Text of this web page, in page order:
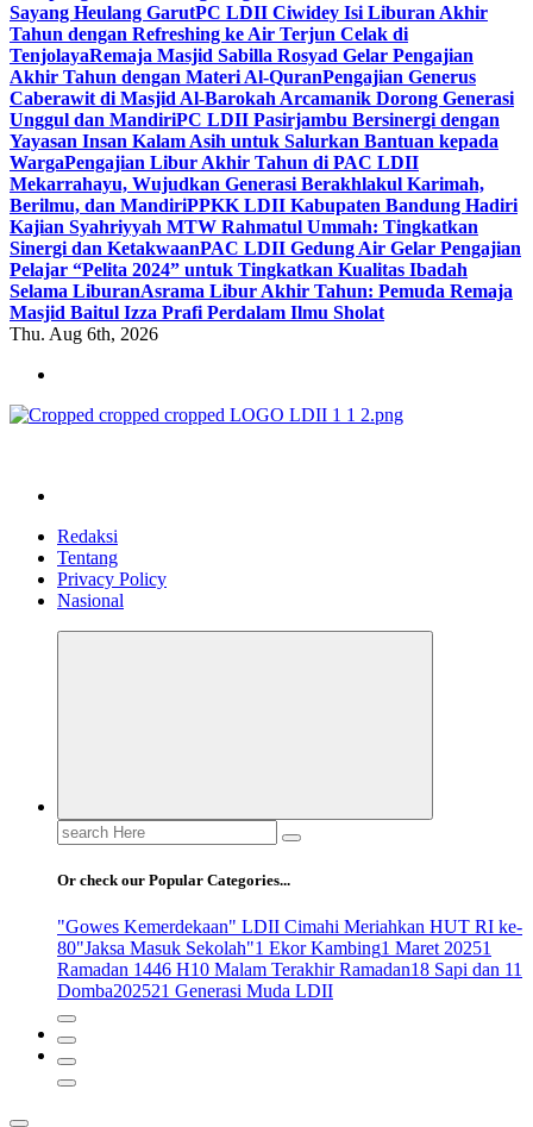
Sayang Heulang GarutPC LDII Ciwidey Isi Liburan Akhir
Tahun dengan Refreshing ke Air Terjun Celak di
TenjolayaRemaja Masjid Sabilla Rosyad Gelar Pengajian
Akhir Tahun dengan Materi Al-QuranPengajian Generus
Caberawit di Masjid Al-Barokah Arcamanik Dorong Generasi
Unggul dan MandiriPC LDII Pasirjambu Bersinergi dengan
Yayasan Insan Kalam Asih untuk Salurkan Bantuan kepada
WargaPengajian Libur Akhir Tahun di PAC LDII
Mekarrahayu, Wujudkan Generasi Berakhlakul Karimah,
Berilmu, dan MandiriPPKK LDII Kabupaten Bandung Hadiri
Kajian Syahriyyah MTW Rahmatul Ummah: Tingkatkan
Sinergi dan KetakwaanPAC LDII Gedung Air Gelar Pengajian
Pelajar “Pelita 2024” untuk Tingkatkan Kualitas Ibadah
Selama LiburanAsrama Libur Akhir Tahun: Pemuda Remaja
Masjid Baitul Izza Prafi Perdalam Ilmu Sholat
Thu. Aug 6th, 2026
Redaksi
Tentang
Privacy Policy
Nasional
Search
for:
Or check our Popular Categories...
"Gowes Kemerdekaan" LDII Cimahi Meriahkan HUT RI ke-
80"Jaksa Masuk Sekolah"1 Ekor Kambing1 Maret 20251
Ramadan 1446 H10 Malam Terakhir Ramadan18 Sapi dan 11
Domba202521 Generasi Muda LDII